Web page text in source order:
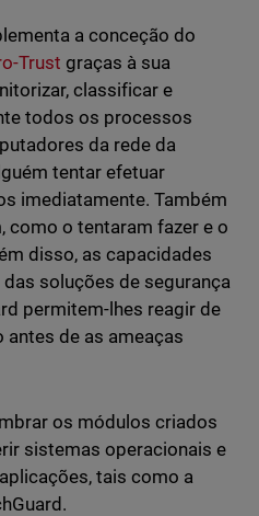
a conceção do
Trust graças à sua
classificar e
todos os processos
da rede da
tentar efetuar
imediatamente. Também
como o tentaram fazer e o
disso, as capacidades
soluções de segurança
permitem-lhes reagir de
de as ameaças
os módulos criados
sistemas operacionais e
tais como a